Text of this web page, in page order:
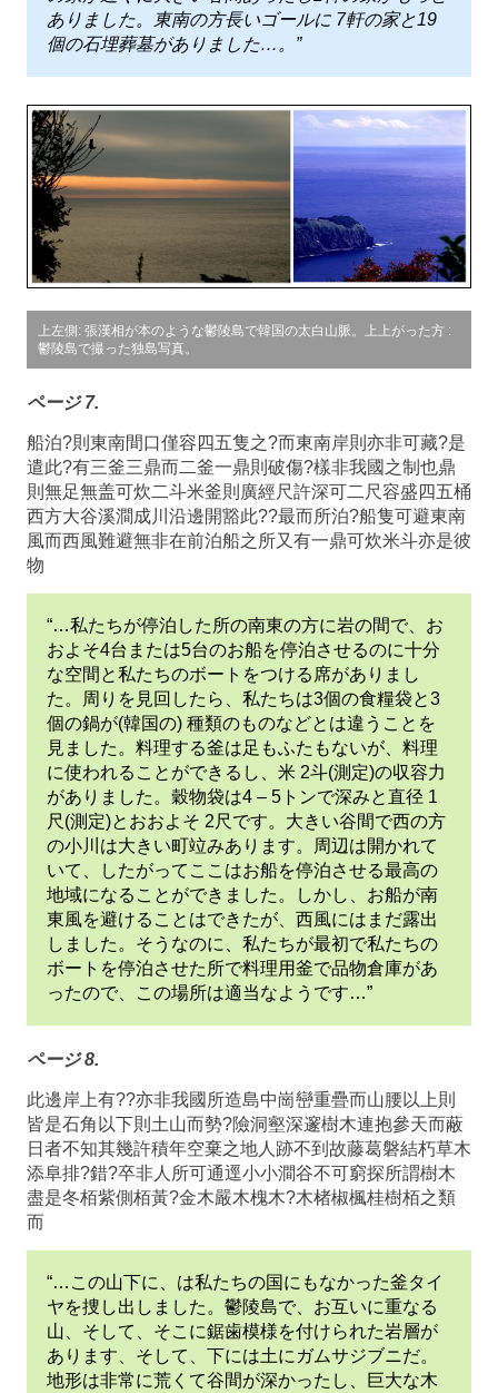
ありました。東南の方長いゴールに 7軒の家と19
個の石埋葬墓がありました…。”
上左側: 張漢相が本のような鬱陵島で韓国の太白山脈。上上がった方 :
鬱陵島で撮った独島写真。
ページ 7.
船泊?則東南間口僅容四五隻之?而東南岸則亦非可藏?是
遣此?有三釜三鼎而二釜一鼎則破傷?樣非我國之制也鼎
則無足無盖可炊二斗米釜則廣經尺許深可二尺容盛四五桶
西方大谷溪澗成川沿邊開豁此??最而所泊?船隻可避東南
風而西風難避無非在前泊船之所又有一鼎可炊米斗亦是彼
物
“…私たちが停泊した所の南東の方に岩の間で、お
およそ4台または5台のお船を停泊させるのに十分
な空間と私たちのボートをつける席がありまし
た。周りを見回したら、私たちは3個の食糧袋と3
個の鍋が(韓国の) 種類のものなどとは違うことを
見ました。料理する釜は足もふたもないが、料理
に使われることができるし、米 2斗(測定)の収容力
がありました。穀物袋は4 – 5トンで深みと直径 1
尺(測定)とおおよそ 2尺です。大きい谷間で西の方
の小川は大きい町竝みあります。周辺は開かれて
いて、したがってここはお船を停泊させる最高の
地域になることができました。しかし、お船が南
東風を避けることはできたが、西風にはまだ露出
しました。そうなのに、私たちが最初で私たちの
ボートを停泊させた所で料理用釜で品物倉庫があ
ったので、この場所は適当なようです…”
ページ 8.
此邊岸上有??亦非我國所造島中崗巒重疊而山腰以上則
皆是石角以下則土山而勢?險洞壑深邃樹木連抱參天而蔽
日者不知其幾許積年空棄之地人跡不到故藤葛磐結朽草木
添阜排?錯?卒非人所可通逕小小澗谷不可窮探所謂樹木
盡是冬栢紫側栢黃?金木嚴木槐木?木楮椒楓桂樹栢之類
而
“…この山下に、は私たちの国にもなかった釜タイ
ヤを捜し出しました。鬱陵島で、お互いに重なる
山、そして、そこに鋸歯模様を付けられた岩層が
あります、そして、下には土にガムサジブニだ。
地形は非常に荒くて谷間が深かったし、巨大な木